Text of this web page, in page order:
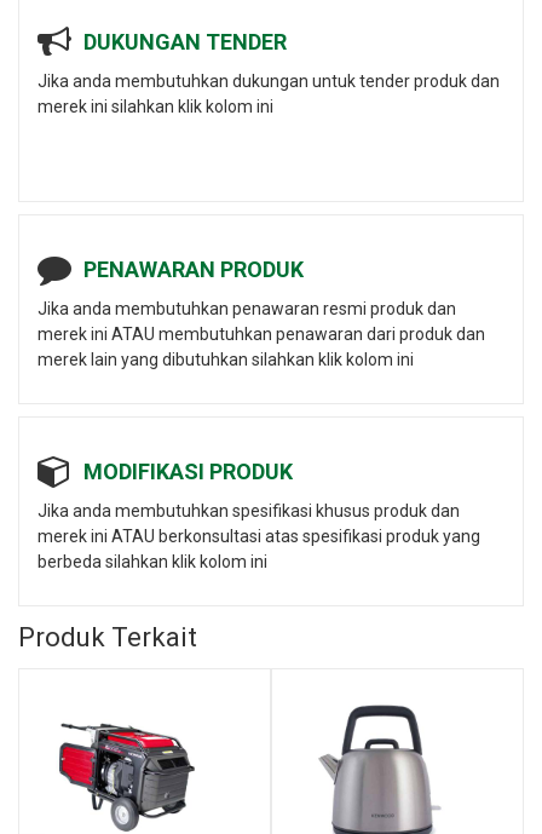
DUKUNGAN TENDER
Jika anda membutuhkan dukungan untuk tender produk dan
merek ini silahkan klik kolom ini
PENAWARAN PRODUK
Jika anda membutuhkan penawaran resmi produk dan
merek ini ATAU membutuhkan penawaran dari produk dan
merek lain yang dibutuhkan silahkan klik kolom ini
MODIFIKASI PRODUK
Jika anda membutuhkan spesifikasi khusus produk dan
merek ini ATAU berkonsultasi atas spesifikasi produk yang
berbeda silahkan klik kolom ini
Produk Terkait